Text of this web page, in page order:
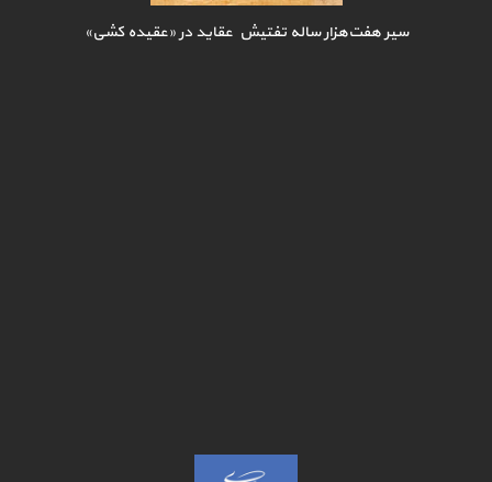
سیر هفت‌هزار ساله تفتیش عقاید در «عقیده کشی»